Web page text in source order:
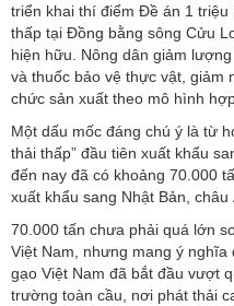
triển khai thí điểm Đề án 1
thấp tại Đồng bằng sông Cửu
hiện hữu. Nông dân giảm
và thuốc bảo vệ thực vật,
chức sản xuất theo mô hình
Một dấu mốc đáng chú ý là từ
thải thấp” đầu tiên xuất khẩu
đến nay đã có khoảng 70.000
xuất khẩu sang Nhật Bản, châu
70.000 tấn chưa phải quá lớn
Việt Nam, nhưng mang ý
gạo Việt Nam đã bắt đầu vượt
trường toàn cầu, nơi phát thải